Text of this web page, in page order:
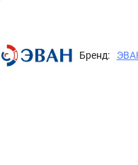
Бренд: